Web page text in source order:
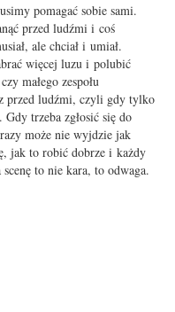
pomagać sobie sami.
przed ludźmi i coś
ale chciał i umiał.
więcej luzu i polubić
małego zespołu
przed ludźmi, czyli gdy tylko
trzeba zgłosić się do
może nie wyjdzie jak
jak to robić dobrze i każdy
to nie kara, to odwaga.